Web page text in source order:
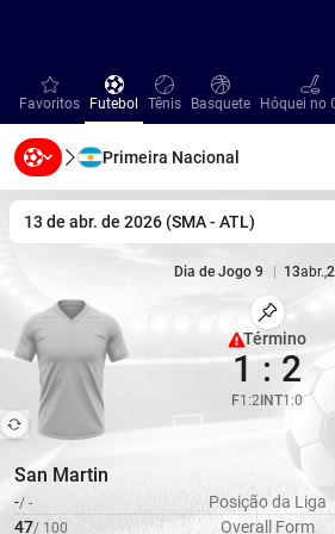
favorites
Favoritos Futebol
Futebol Tênis
Tênis Basquete
Basquete Hóquei no
Beisebol
Beisebol Handebol
Handebol Vôlei
Primeira Nacional
13 de abr. de 2026 (SMA- ATL)
Dia de Jogo 9 13abr.,
San Martin
Marcar
Cobertura
Término
1 : 2
F1 :2 INT1 :0
-/ - Posição da Liga
47/ 100 Overall Form